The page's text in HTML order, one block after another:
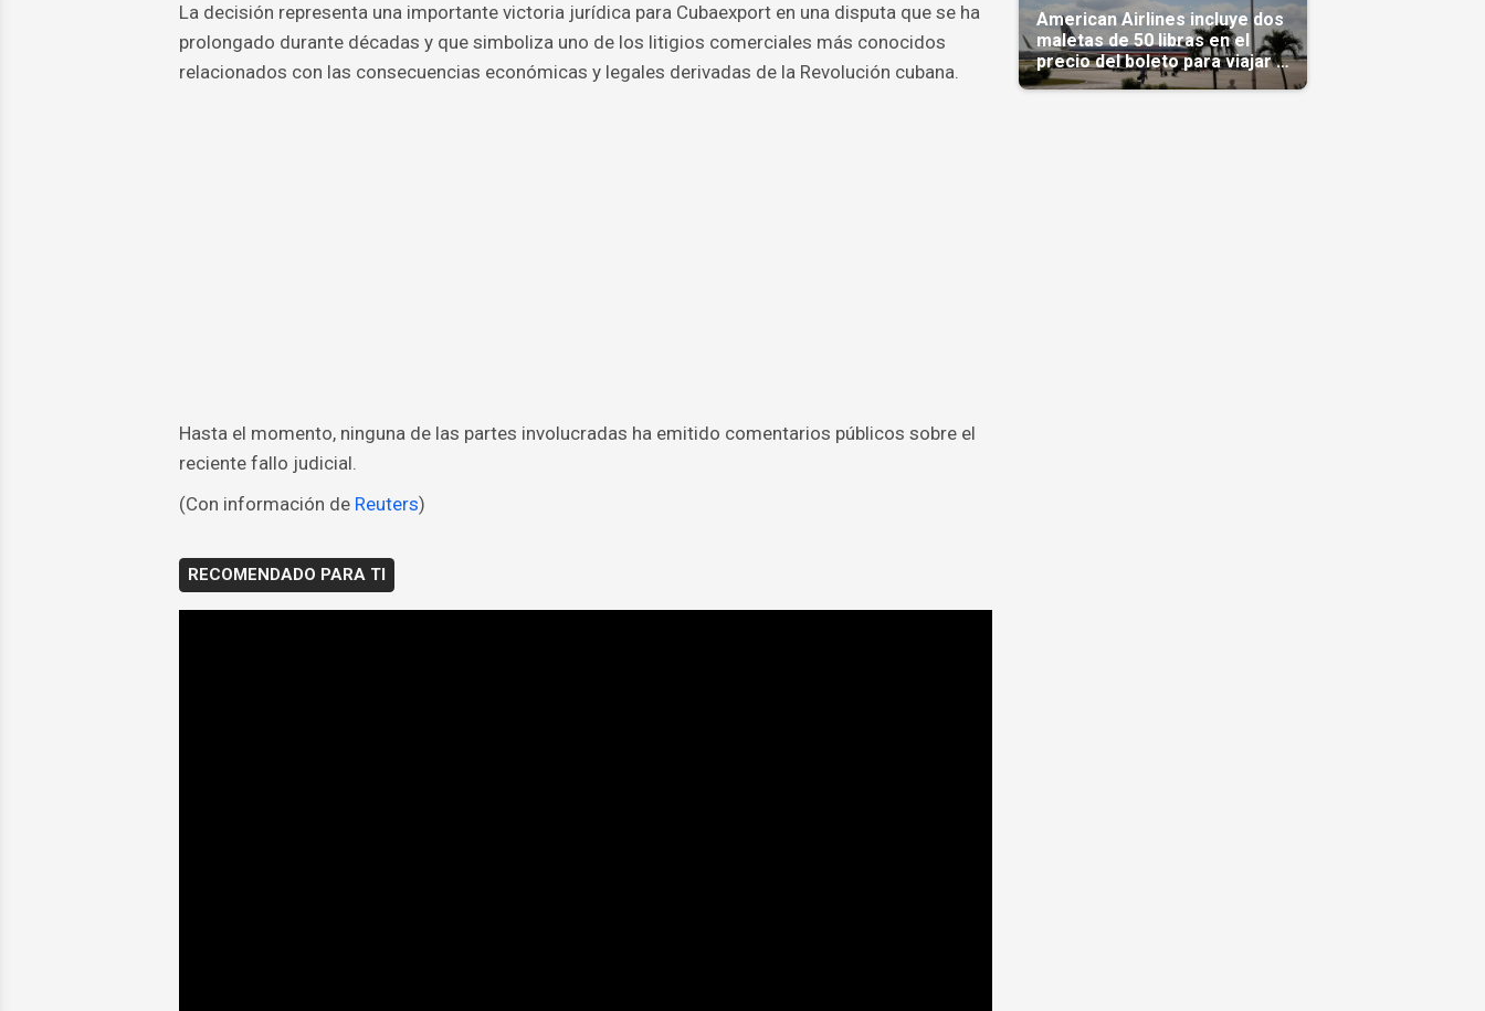
La decisión representa una importante victoria jurídica para Cubaexport en una disputa que se ha
prolongado durante décadas y que simboliza uno de los litigios comerciales más conocidos
relacionados con las consecuencias económicas y legales derivadas de la Revolución cubana.
Hasta el momento, ninguna de las partes involucradas ha emitido comentarios públicos sobre el
reciente fallo judicial.
(Con información de Reuters)
RECOMENDADO PARA TI
American Airlines incluye dos
maletas de 50 libras en el
precio del boleto para viajar a
Cuba en agosto